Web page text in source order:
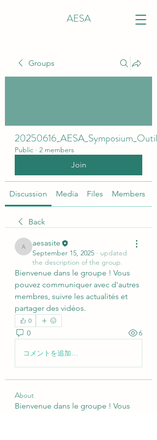
AESA
Groups
Public · 2 members
Join
Discussion Media Files Members
Back
aesasite
aesasite
September 15, 2025 · updated
the description of the group.
Bienvenue dans le groupe ! Vous
pouvez communiquer avec d'autres
membres, suivre les actualités et
partager des vidéos.
0
0 6
コメントを追加…
About
Bienvenue dans le groupe ! Vous